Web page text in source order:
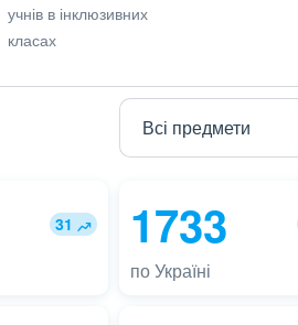
учнів в інклюзивних
класах
31 1733
по Україні